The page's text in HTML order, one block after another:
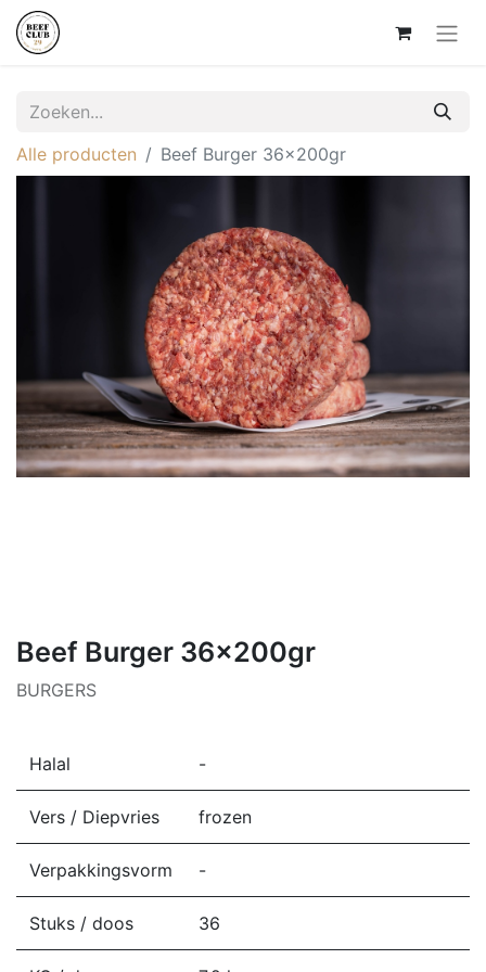
Alle producten Beef Burger 36x200gr
Beef Burger 36x200gr
BURGERS
Halal -
Vers / Diepvries frozen
Verpakkingsvorm -
Stuks / doos 36